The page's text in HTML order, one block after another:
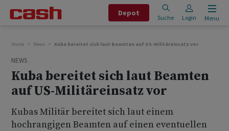
Depot
Suche Login Menu
Home News Kuba bereitet sich laut Beamten auf US-Militäreinsatz vor
NEWS
Kuba bereitet sich laut Beamten
auf US-Militäreinsatz vor
Kubas Militär bereitet sich laut einem
hochrangigen Beamten auf einen eventuellen